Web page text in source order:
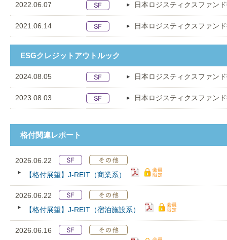
2022.06.07 日本ロジスティクスファン
2021.06.14 日本ロジスティクスファン
ESGクレジットアウトルック
2024.08.05 日本ロジスティクスファン
2023.08.03 日本ロジスティクスファン
格付関連レポート
2026.06.22
【格付展望】J-REIT（商業系）
2026.06.22
【格付展望】J-REIT（宿泊施設系）
2026.06.16